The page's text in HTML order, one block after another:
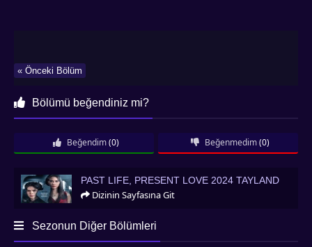
« Önceki Bölüm
Bölümü beğendiniz mi?
Beğendim (0) Beğenmedim (0)
Past Life, Present Love 2024 Tayland
PAST LIFE, PRESENT LOVE 2024 TAYLAND
Dizinin Sayfasına Git
Sezonun Diğer Bölümleri